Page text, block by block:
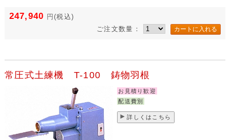
247,940 円(税込)
ご注文数量：
常圧式土練機 T-100 鋳物羽根
お見積り歓迎
配送費別
詳しくはこちら